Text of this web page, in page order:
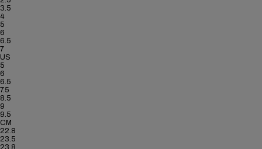
3.5
4
5
6
6.5
7
US
5
6
6.5
7.5
8.5
9
9.5
CM
22.8
23.5
23.8